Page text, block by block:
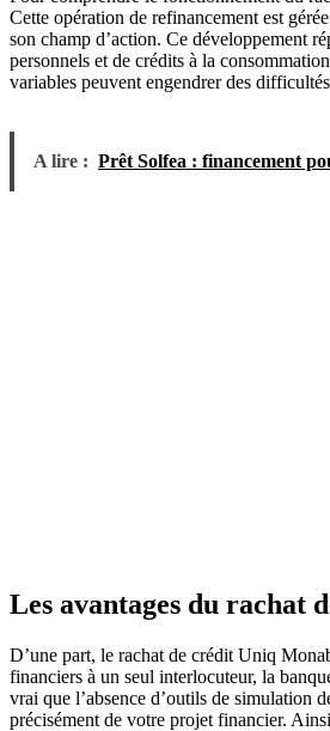
Cette opération de refinancement est
son champ d’action. Ce développement
personnels et de crédits à la
variables peuvent engendrer des
A lire : Prêt Solfea : financement
Les avantages du rachat
D’une part, le rachat de crédit Uniq
financiers à un seul interlocuteur, la
vrai que l’absence d’outils de simulation
précisément de votre projet financier.